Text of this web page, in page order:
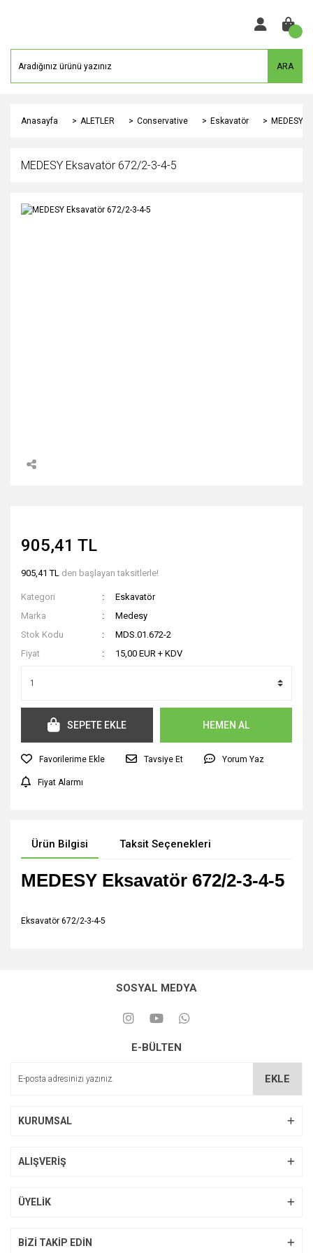
ARA
Anasayfa ALETLER Conservative Eskavatör MEDESY
MEDESY Eksavatör 672/2-3-4-5
905,41 TL
905,41 TL den başlayan taksitlerle!
Kategori
Eskavatör
Marka
Medesy
Stok Kodu
MDS.01.672-2
Fiyat
15,00 EUR + KDV
SEPETE EKLE HEMEN AL
Tavsiye Et Yorum Yaz
Fiyat Alarmı
Ürün Bilgisi Taksit Seçenekleri
MEDESY Eksavatör 672/2-3-4-5
Eksavatör 672/2-3-4-5
SOSYAL MEDYA
E-BÜLTEN
EKLE
KURUMSAL
ALIŞVERİŞ
ÜYELİK
BİZİ TAKİP EDİN